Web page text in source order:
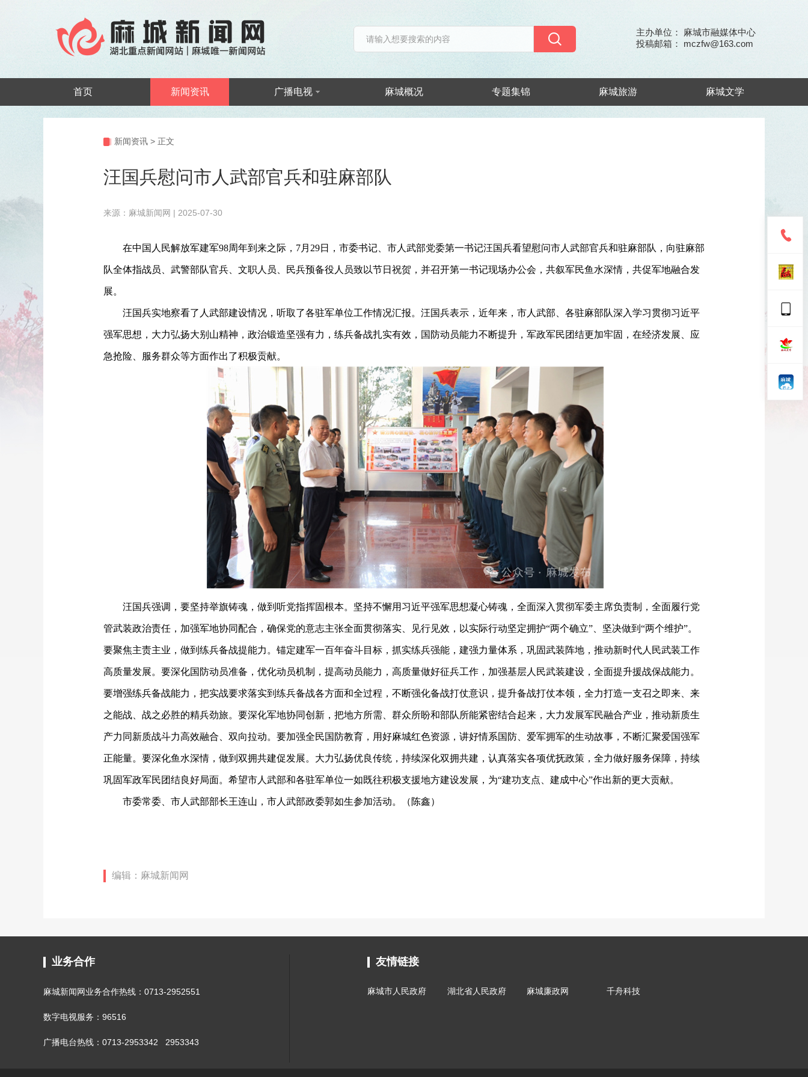
主办单位： 麻城市融媒体中心
投稿邮箱： mczfw@163.com
首页 新闻资讯 广播电视 麻城概况 专题集锦 麻城旅游 麻城文学
新闻资讯 > 正文
汪国兵慰问市人武部官兵和驻麻部队
来源：麻城新闻网 | 2025-07-30
在中国人民解放军建军98周年到来之际，7月29日，市委书记、市人武部党委第一书记汪国兵看望慰问市人武部官兵和驻麻部队，向驻麻部
队全体指战员、武警部队官兵、文职人员、民兵预备役人员致以节日祝贺，并召开第一书记现场办公会，共叙军民鱼水深情，共促军地融合发
展。
汪国兵实地察看了人武部建设情况，听取了各驻军单位工作情况汇报。汪国兵表示，近年来，市人武部、各驻麻部队深入学习贯彻习近平
强军思想，大力弘扬大别山精神，政治锻造坚强有力，练兵备战扎实有效，国防动员能力不断提升，军政军民团结更加牢固，在经济发展、应
急抢险、服务群众等方面作出了积极贡献。
汪国兵强调，要坚持举旗铸魂，做到听党指挥固根本。坚持不懈用习近平强军思想凝心铸魂，全面深入贯彻军委主席负责制，全面履行党
管武装政治责任，加强军地协同配合，确保党的意志主张全面贯彻落实、见行见效，以实际行动坚定拥护“两个确立”、坚决做到“两个维护”。
要聚焦主责主业，做到练兵备战提能力。锚定建军一百年奋斗目标，抓实练兵强能，建强力量体系，巩固武装阵地，推动新时代人民武装工作
高质量发展。要深化国防动员准备，优化动员机制，提高动员能力，高质量做好征兵工作，加强基层人民武装建设，全面提升援战保战能力。
要增强练兵备战能力，把实战要求落实到练兵备战各方面和全过程，不断强化备战打仗意识，提升备战打仗本领，全力打造一支召之即来、来
之能战、战之必胜的精兵劲旅。要深化军地协同创新，把地方所需、群众所盼和部队所能紧密结合起来，大力发展军民融合产业，推动新质生
产力同新质战斗力高效融合、双向拉动。要加强全民国防教育，用好麻城红色资源，讲好情系国防、爱军拥军的生动故事，不断汇聚爱国强军
正能量。要深化鱼水深情，做到双拥共建促发展。大力弘扬优良传统，持续深化双拥共建，认真落实各项优抚政策，全力做好服务保障，持续
巩固军政军民团结良好局面。希望市人武部和各驻军单位一如既往积极支援地方建设发展，为“建功支点、建成中心”作出新的更大贡献。
市委常委、市人武部部长王连山，市人武部政委郭如生参加活动。（陈鑫）
编辑：麻城新闻网
业务合作
麻城新闻网业务合作热线：0713-2952551
数字电视服务：96516
广播电台热线：0713-2953342 2953343
友情链接
麻城市人民政府 湖北省人民政府 麻城廉政网 千舟科技